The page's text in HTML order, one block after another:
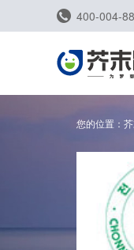
400-004-
留学评测
留
您的位置：